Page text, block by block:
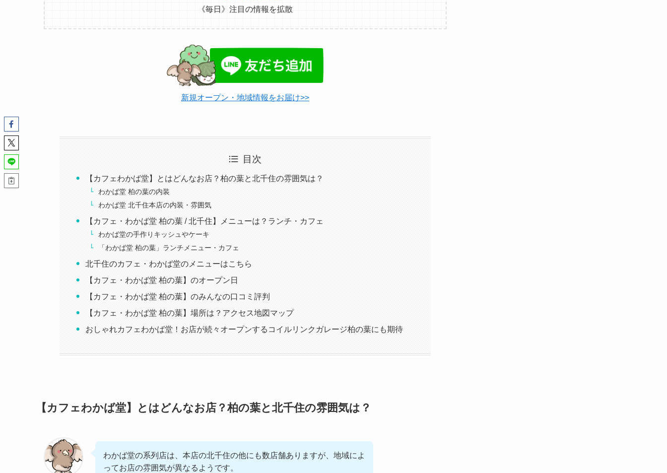
《毎日》注目の情報を拡散
新規オープン・地域情報をお届け>>
目次
【カフェわかば堂】とはどんなお店？柏の葉と北千住の雰囲気は？
わかば堂 柏の葉の内装
わかば堂 北千住本店の内装・雰囲気
【カフェ・わかば堂 柏の葉 / 北千住】メニューは？ランチ・カフェ
わかば堂の手作りキッシュやケーキ
「わかば堂 柏の葉」ランチメニュー・カフェ
北千住のカフェ・わかば堂のメニューはこちら
【カフェ・わかば堂 柏の葉】のオープン日
【カフェ・わかば堂 柏の葉】のみんなの口コミ評判
【カフェ・わかば堂 柏の葉】場所は？アクセス地図マップ
おしゃれカフェわかば堂！お店が続々オープンするコイルリンクガレージ柏の葉にも期待
【カフェわかば堂】とはどんなお店？柏の葉と北千住の雰囲気は？
わかば堂の系列店は、本店の北千住の他にも数店舗ありますが、地域によ
ってお店の雰囲気が異なるようです。